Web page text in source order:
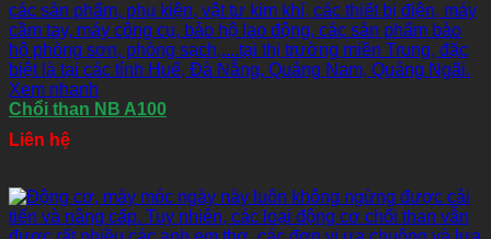
Xem nhanh
Chổi than NB A100
Liên hệ